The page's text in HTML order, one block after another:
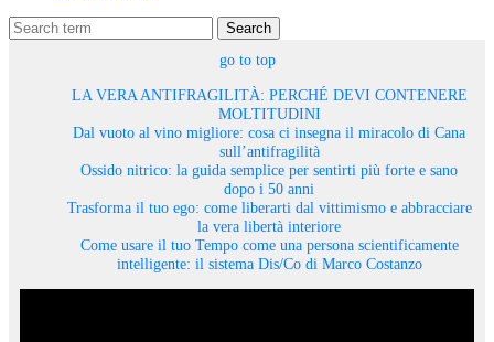
Search
go to top
LA VERA ANTIFRAGILITÀ: PERCHÉ DEVI CONTENERE
MOLTITUDINI
Dal vuoto al vino migliore: cosa ci insegna il miracolo di Cana
sull’antifragilità
Ossido nitrico: la guida semplice per sentirti più forte e sano
dopo i 50 anni
Trasforma il tuo ego: come liberarti dal vittimismo e abbracciare
la vera libertà interiore
Come usare il tuo Tempo come una persona scientificamente
intelligente: il sistema Dis/Co di Marco Costanzo